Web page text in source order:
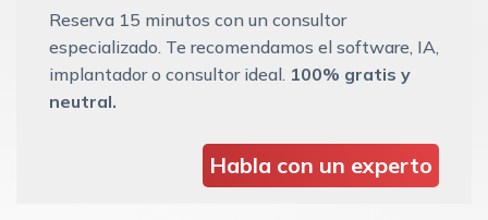
Reserva 15 minutos con un consultor
especializado. Te recomendamos el software, IA,
implantador o consultor ideal. 100% gratis y
neutral.
Habla con un experto